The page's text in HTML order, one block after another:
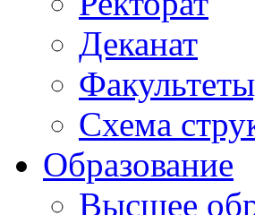
Деканат
Схема
Образование
Высшее